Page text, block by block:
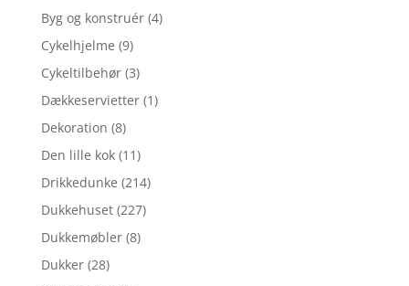
Byg og konstruér (4)
Cykelhjelme (9)
Cykeltilbehør (3)
Dækkeservietter (1)
Dekoration (8)
Den lille kok (11)
Drikkedunke (214)
Dukkehuset (227)
Dukkemøbler (8)
Dukker (28)